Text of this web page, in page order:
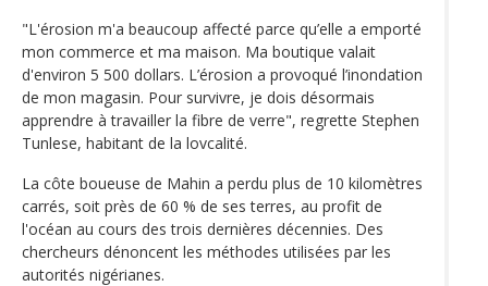
"L'érosion m'a beaucoup affecté parce qu’elle a emporté
mon commerce et ma maison. Ma boutique valait
d'environ 5 500 dollars. L’érosion a provoqué l’inondation
de mon magasin. Pour survivre, je dois désormais
apprendre à travailler la fibre de verre", regrette Stephen
Tunlese, habitant de la lovcalité.
La côte boueuse de Mahin a perdu plus de 10 kilomètres
carrés, soit près de 60 % de ses terres, au profit de
l'océan au cours des trois dernières décennies. Des
chercheurs dénoncent les méthodes utilisées par les
autorités nigérianes.